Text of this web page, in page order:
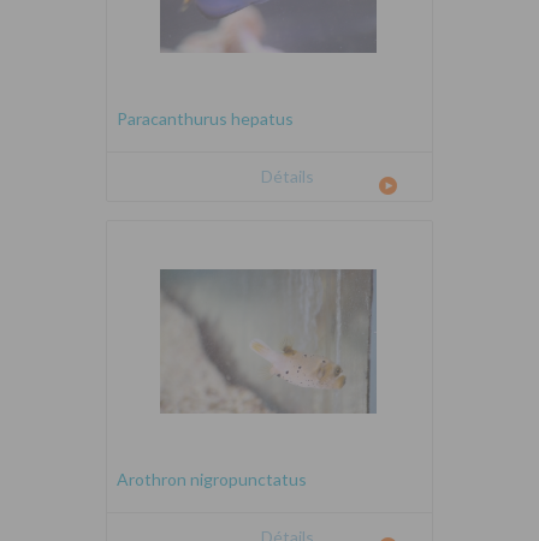
Paracanthurus hepatus
Détails
Arothron nigropunctatus
Détails